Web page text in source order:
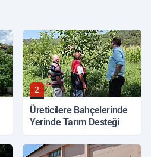
2
Üreticilere Bahçelerinde
Yerinde Tarım Desteği